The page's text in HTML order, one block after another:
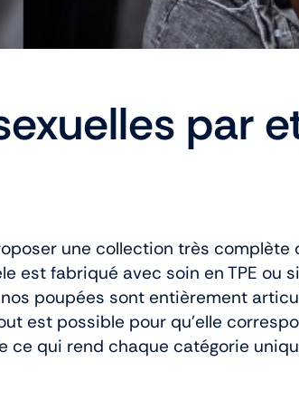
par
une collection très
est fabriqué avec soin en TPE
poupées sont entièrement
est possible pour qu’elle
qui rend chaque catégorie